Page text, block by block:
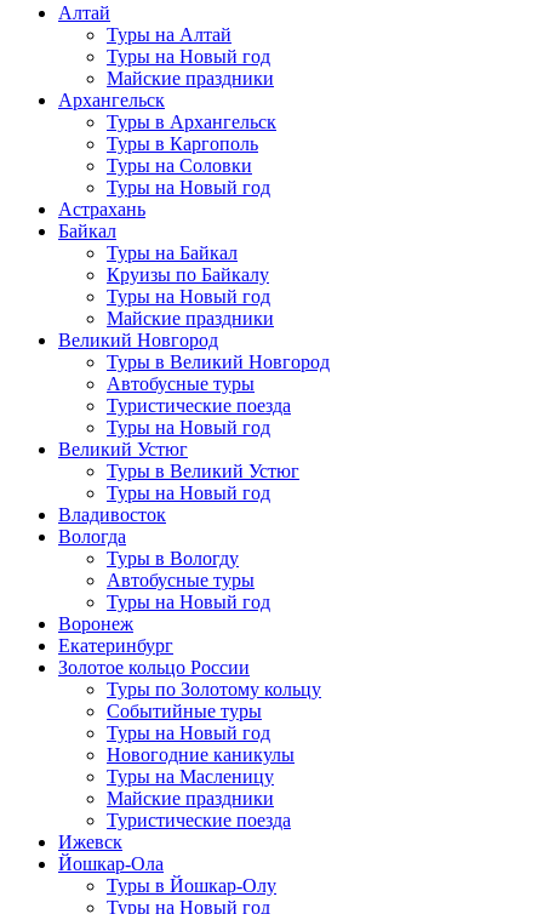
Алтай
Туры на Алтай
Туры на Новый год
Майские праздники
Архангельск
Туры в Архангельск
Туры в Каргополь
Туры на Соловки
Туры на Новый год
Астрахань
Байкал
Туры на Байкал
Круизы по Байкалу
Туры на Новый год
Майские праздники
Великий Новгород
Туры в Великий Новгород
Автобусные туры
Туристические поезда
Туры на Новый год
Великий Устюг
Туры в Великий Устюг
Туры на Новый год
Владивосток
Вологда
Туры в Вологду
Автобусные туры
Туры на Новый год
Воронеж
Екатеринбург
Золотое кольцо России
Туры по Золотому кольцу
Событийные туры
Туры на Новый год
Новогодние каникулы
Туры на Масленицу
Майские праздники
Туристические поезда
Ижевск
Йошкар-Ола
Туры в Йошкар-Олу
Туры на Новый год